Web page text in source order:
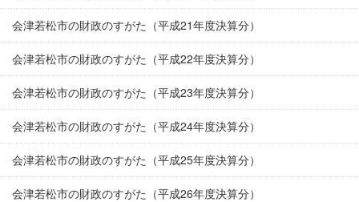
会津若松市の財政のすがた（平成21年度決算分）
会津若松市の財政のすがた（平成22年度決算分）
会津若松市の財政のすがた（平成23年度決算分）
会津若松市の財政のすがた（平成24年度決算分）
会津若松市の財政のすがた（平成25年度決算分）
会津若松市の財政のすがた（平成26年度決算分）